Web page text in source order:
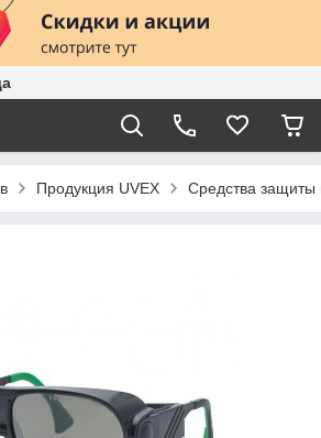
Продукция UVEX Средства защиты